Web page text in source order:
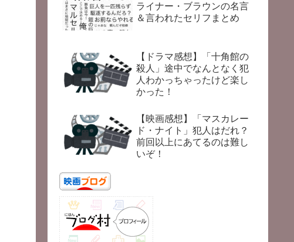
ライナー・ブラウンの名言
＆言われたセリフまとめ
【ドラマ感想】「十角館の
殺人」途中でなんとなく犯
人わかっちゃったけど楽し
かった！
【映画感想】「マスカレー
ド・ナイト」犯人はだれ？
前回以上にあてるのは難し
いぞ！